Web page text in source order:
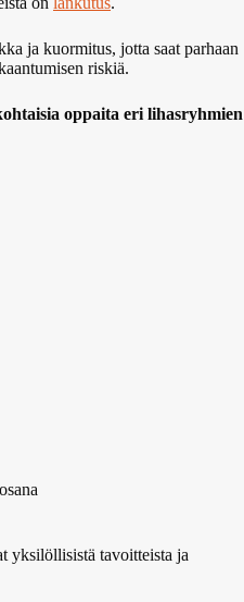
ja kuormitus, jotta saat parhaan
riskiä.
oppaita eri lihasryhmien
yksilöllisistä tavoitteista ja